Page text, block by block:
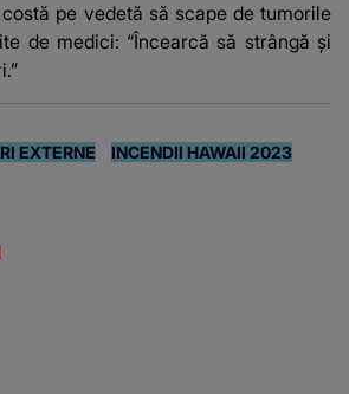
pe vedetă să scape de tumorile
de medici: “Încearcă să strângă și
EXTERNE INCENDII HAWAII 2023